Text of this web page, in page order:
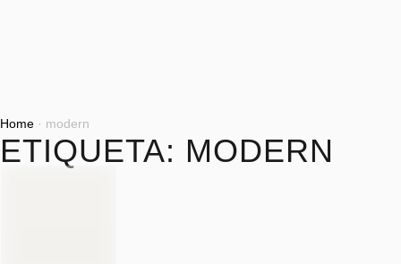
Home · modern
ETIQUETA: MODERN